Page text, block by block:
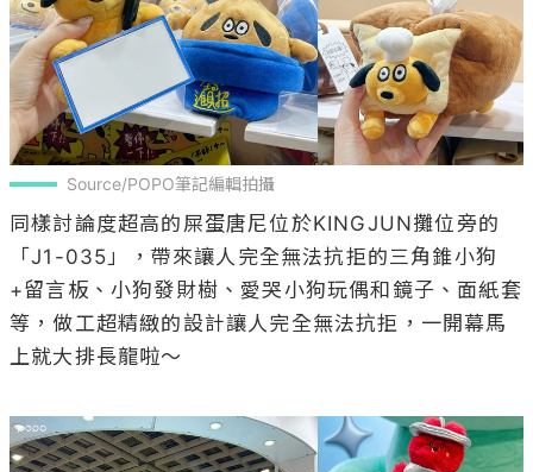
Source/POPO筆記編輯拍攝
同樣討論度超高的屎蛋唐尼位於KINGJUN攤位旁的
「J1-035」，帶來讓人完全無法抗拒的三角錐小狗
+留言板、小狗發財樹、愛哭小狗玩偶和鏡子、面紙套
等，做工超精緻的設計讓人完全無法抗拒，一開幕馬
上就大排長龍啦～